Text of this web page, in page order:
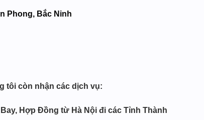
Phong, Bắc Ninh
tôi còn nhận các dịch vụ:
Hợp Đồng từ Hà Nội đi các Tỉnh Thành